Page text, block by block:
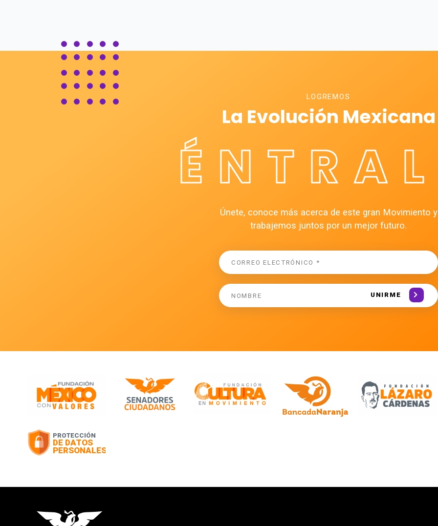
LOGREMOS
La Evolución Mexicana
Únete, conoce más acerca de este gran Movimiento y
trabajemos juntos por un mejor futuro.
UNIRME